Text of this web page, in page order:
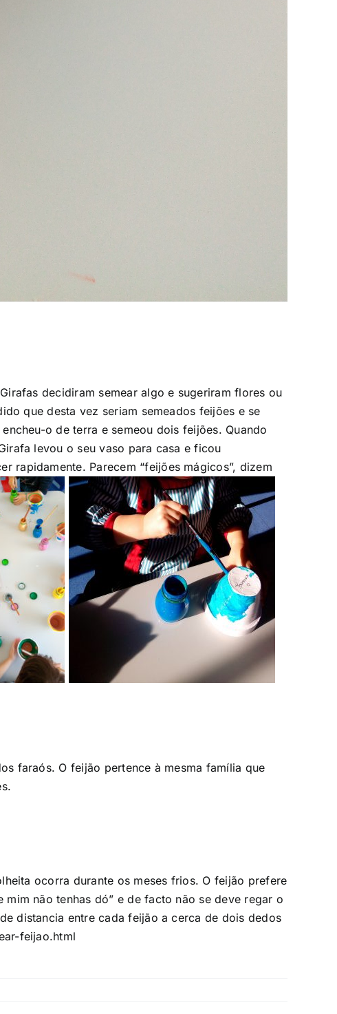
decidiram semear algo e sugeriram flores ou
que desta vez seriam semeados feijões e se
o de terra e semeou dois feijões. Quando
levou o seu vaso para casa e ficou
rapidamente. Parecem “feijões mágicos”, dizem
faraós. O feijão pertence à mesma família que
ocorra durante os meses frios. O feijão prefere
não tenhas dó” e de facto não se deve regar o
distancia entre cada feijão a cerca de dois dedos
feijao.html